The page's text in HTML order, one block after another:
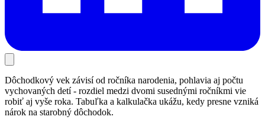
Dôchodkový vek závisí od ročníka narodenia, pohlavia aj počtu
vychovaných detí - rozdiel medzi dvomi susednými ročníkmi vie
robiť aj vyše roka. Tabuľka a kalkulačka ukážu, kedy presne vzniká
nárok na starobný dôchodok.